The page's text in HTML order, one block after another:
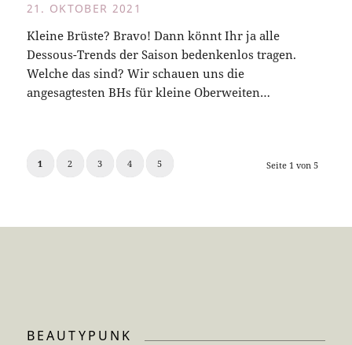
21. OKTOBER 2021
Kleine Brüste? Bravo! Dann könnt Ihr ja alle
Dessous-Trends der Saison bedenkenlos tragen.
Welche das sind? Wir schauen uns die
angesagtesten BHs für kleine Oberweiten…
Seite 1 von 5
1 2 3 4 5
BEAUTYPUNK